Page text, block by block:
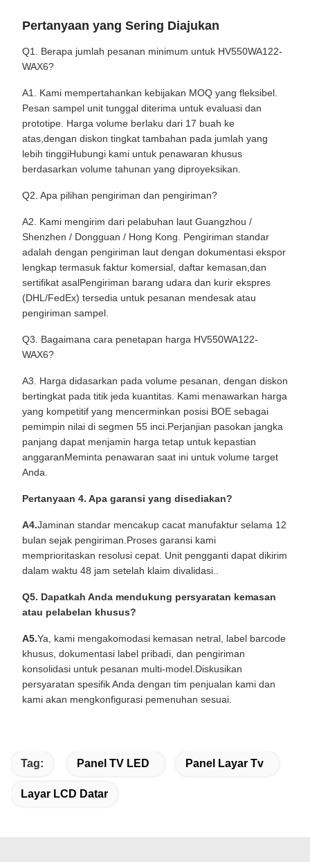
Pertanyaan yang Sering Diajukan
Q1. Berapa jumlah pesanan minimum untuk HV550WA122-
WAX6?
A1. Kami mempertahankan kebijakan MOQ yang fleksibel.
Pesan sampel unit tunggal diterima untuk evaluasi dan
prototipe. Harga volume berlaku dari 17 buah ke
atas,dengan diskon tingkat tambahan pada jumlah yang
lebih tinggiHubungi kami untuk penawaran khusus
berdasarkan volume tahunan yang diproyeksikan.
Q2. Apa pilihan pengiriman dan pengiriman?
A2. Kami mengirim dari pelabuhan laut Guangzhou /
Shenzhen / Dongguan / Hong Kong. Pengiriman standar
adalah dengan pengiriman laut dengan dokumentasi ekspor
lengkap termasuk faktur komersial, daftar kemasan,dan
sertifikat asalPengiriman barang udara dan kurir ekspres
(DHL/FedEx) tersedia untuk pesanan mendesak atau
pengiriman sampel.
Q3. Bagaimana cara penetapan harga HV550WA122-
WAX6?
A3. Harga didasarkan pada volume pesanan, dengan diskon
bertingkat pada titik jeda kuantitas. Kami menawarkan harga
yang kompetitif yang mencerminkan posisi BOE sebagai
pemimpin nilai di segmen 55 inci.Perjanjian pasokan jangka
panjang dapat menjamin harga tetap untuk kepastian
anggaranMeminta penawaran saat ini untuk volume target
Anda.
Pertanyaan 4. Apa garansi yang disediakan?
A4.Jaminan standar mencakup cacat manufaktur selama 12
bulan sejak pengiriman.Proses garansi kami
memprioritaskan resolusi cepat. Unit pengganti dapat dikirim
dalam waktu 48 jam setelah klaim divalidasi..
Q5. Dapatkah Anda mendukung persyaratan kemasan
atau pelabelan khusus?
A5.Ya, kami mengakomodasi kemasan netral, label barcode
khusus, dokumentasi label pribadi, dan pengiriman
konsolidasi untuk pesanan multi-model.Diskusikan
persyaratan spesifik Anda dengan tim penjualan kami dan
kami akan mengkonfigurasi pemenuhan sesuai.
Tag: Panel TV LED Panel Layar Tv
Layar LCD Datar